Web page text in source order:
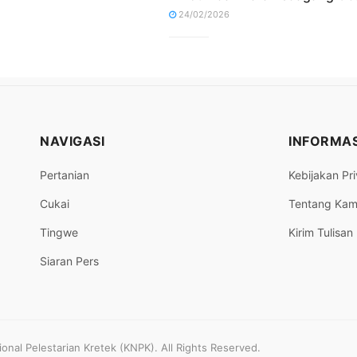
24/02/2026
NAVIGASI
Pertanian
Cukai
Tingwe
Siaran Pers
Kebijakan
Tentang
Kirim Tulisan
Pelestarian Kretek (KNPK). All Rights Reserved.